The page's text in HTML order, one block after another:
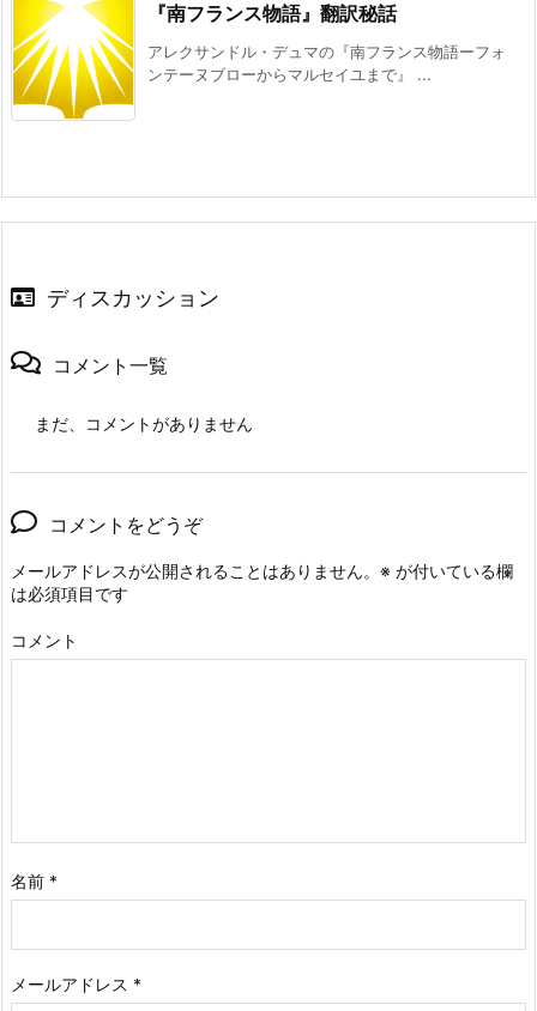
『南フランス物語』翻訳秘話
アレクサンドル・デュマの『南フランス物語ーフォ
ンテーヌブローからマルセイユまで』 ...
ディスカッション
コメント一覧
まだ、コメントがありません
コメントをどうぞ
メールアドレスが公開されることはありません。 ※ が付いている欄
は必須項目です
コメント
名前 *
メールアドレス *